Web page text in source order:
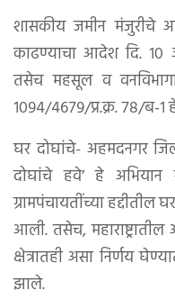
शासकीय जमीन मंजुरीचे
काढण्याचा आदेश दि. १०
तसेच महसूल व
१०९४/४६७९/प्र.क्र. ७८/ब-
घर दोघांचे- अहमदनगर
दोघांचे हवे’ हे अभियान
ग्रामपंचायतींच्या हद्दीतील
आली. तसेच,
क्षेत्रातही असा निर्णय
झाले.